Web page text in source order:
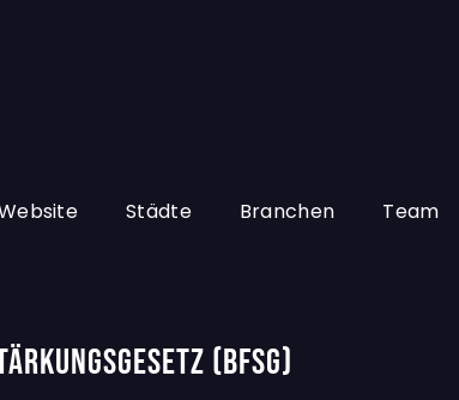
Städte Branchen Team
(BFSG)